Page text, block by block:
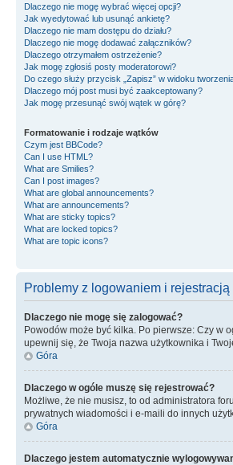
Dlaczego nie mogę wybrać więcej opcji?
Jak wyedytować lub usunąć ankietę?
Dlaczego nie mam dostępu do działu?
Dlaczego nie mogę dodawać załączników?
Dlaczego otrzymałem ostrzeżenie?
Jak mogę zgłosiś posty moderatorowi?
Do czego służy przycisk „Zapisz” w widoku
Dlaczego mój post musi być zaakceptowany?
Jak mogę przesunąć swój wątek w górę?
Formatowanie i rodzaje wątków
Czym jest BBCode?
Can I use HTML?
What are Smilies?
Can I post images?
What are global announcements?
What are announcements?
What are sticky topics?
What are locked topics?
What are topic icons?
Problemy z logowaniem i rejestracją
Dlaczego nie mogę się zalogować?
Powodów może być kilka. Po pierwsze: Czy w
upewnij się, że Twoja nazwa użytkownika i
Góra
Dlaczego w ogóle muszę się rejestrować?
Możliwe, że nie musisz, to od administratora
prywatnych wiadomości i e-maili do innych
Góra
Dlaczego jestem automatycznie